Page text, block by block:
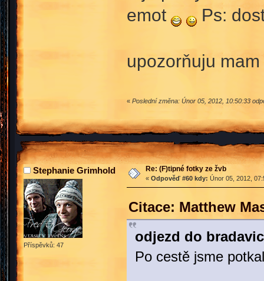
emot
Ps:
upozorňuju
« Poslední změna: Únor 05, 2012, 10:50:33
Stephanie Grimhold
Příspěvků: 47
Re: (F)tipné fotky ze žvb
« Odpověď #60 kdy: Únor 05, 2012,
Citace: Matthew
odjezd do bradavic
Po cestě jsme